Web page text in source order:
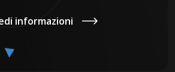
informazioni